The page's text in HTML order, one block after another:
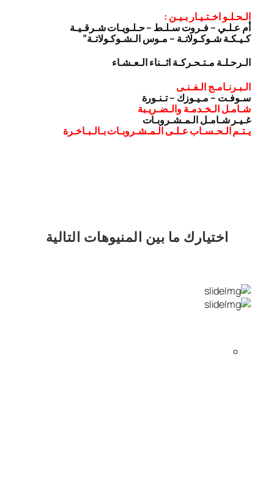
الـحـلـو اخـتـيـار بـيـن :
أم عـلـي – فـروت سـلـط – حـلـويـات شـرقـيـة
كـيـكـة شـوكـولاتـة – مـوس الـشـوكـولاتـة”
الـرحـلـة مـتـحـركـة اثــناء الـعـشـاء
الـبـرنـامـج الـفـنـى
سـوفـت – مـيـوزك – تـنـورة
شـامـل الـخـدمـة والـضـريـبة
غـيـر شـامـل الـمـشـروبـات
يـتـم الـحـسـاب عـلـى الـمـشـروبـات بـالـبـاخـرة
اختيارك ما بين المنيوهات التالية